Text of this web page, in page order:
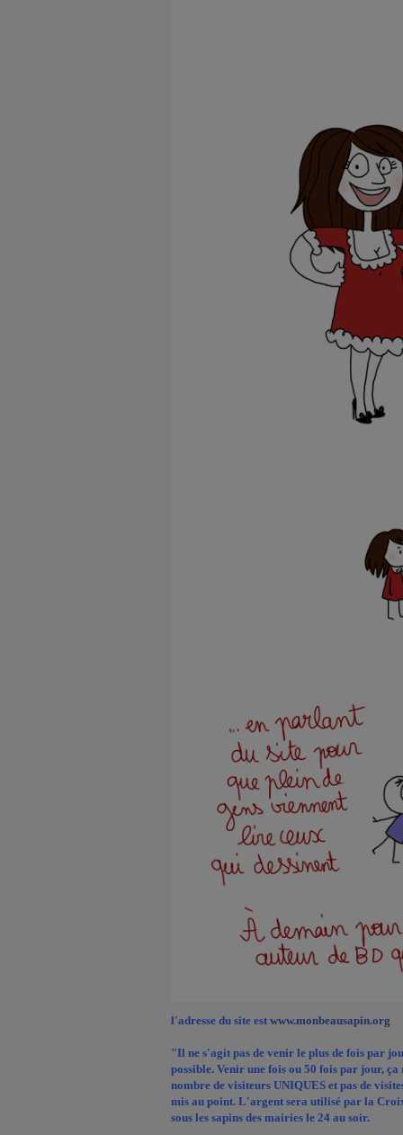
l'adresse du site est www.monbeausapin.org
"Il ne s'agit pas de venir le plus de fois par
possible. Venir une fois ou 50 fois par jour,
nombre de visiteurs UNIQUES et pas de
mis au point. L'argent sera utilisé par la
sous les sapins des mairies le 24 au soir.